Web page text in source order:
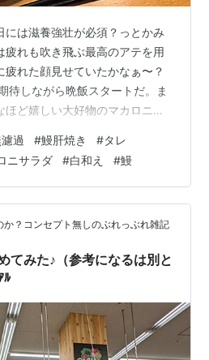
には滋養強壮が必須？っとかみ
疲れも吹き飛ぶ最高のアテを用
れた顔見せていたかなぁ〜？
待しながら晩飯スタートだ。ま
ど嬉しい大好物のマカロニサ
特にこの白和えって単身赴任
？なんとなく意味なくヘルシー
パーで隔日くらいで売り切り値
られたものだ。 そして、かみさ
滋養強壮の要といえばこの鰻肝
みにとってこれダメって…
過 #鰻肝焼き #タレ
ニサラダ #白和え #鰻
か？コンセプト無しのぶれっぶれ雑記
てみた♪（参考になるは別と
ﾙ